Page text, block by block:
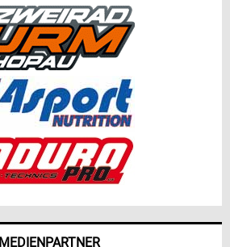
MEDIENPARTNER